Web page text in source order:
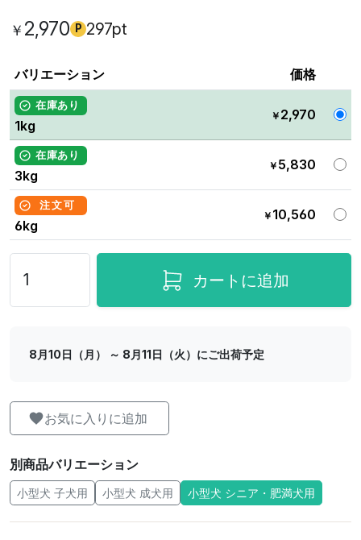
￥ 2,970 P 297pt
バリエーション 価格
在庫あり
1kg
￥ 2,970
在庫あり
3kg
￥ 5,830
注文可
6kg
￥ 10,560
カートに追加
8月10日（月） ～ 8月11日（火）にご出荷予定
お気に入りに追加
別商品バリエーション
小型犬 子犬用 小型犬 成犬用 小型犬 シニア・肥満犬用